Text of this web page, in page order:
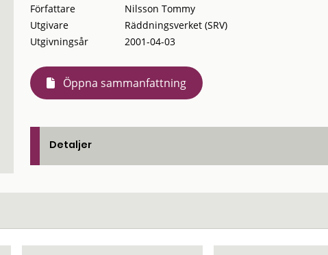
Författare
Nilsson Tommy
Utgivare
Räddningsverket (SRV)
Utgivningsår
2001-04-03
Öppna sammanfattning
Detaljer